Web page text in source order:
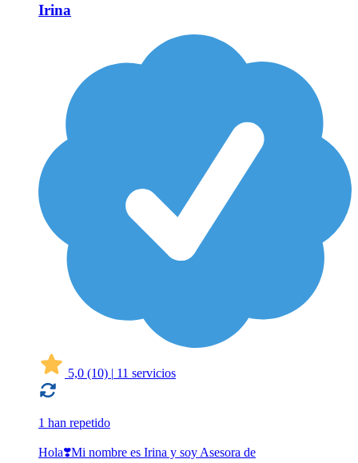
Irina
5,0 (10) | 11 servicios
1 han repetido
Hola❣️Mi nombre es Irina y soy Asesora de